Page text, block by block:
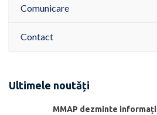
Comunicare
Contact
Ultimele noutăți
MMAP dezminte